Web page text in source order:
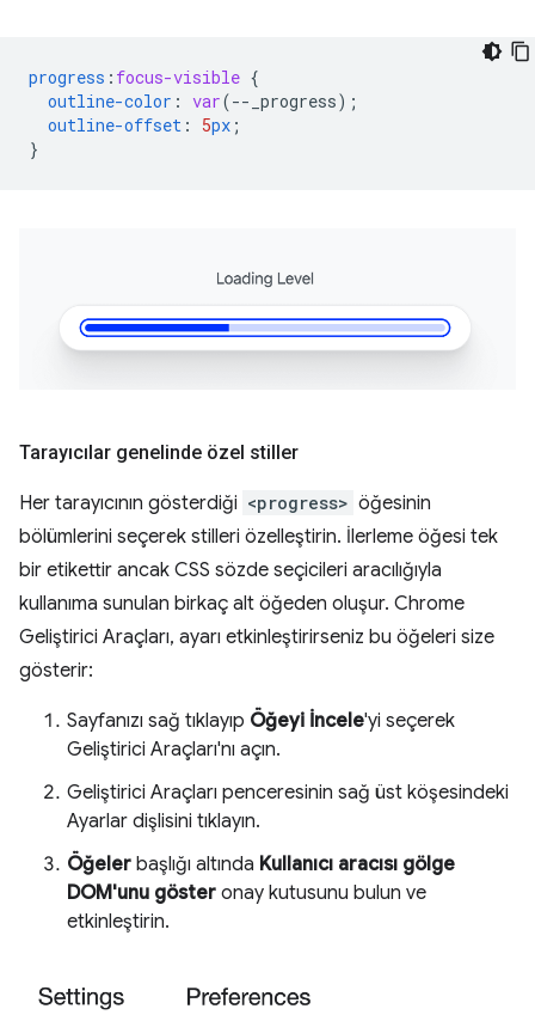
progress : focus-visible {
outline-color : var(-- _progress);
outline-offset : 5px ;
}
Tarayıcılar genelinde özel stiller
Her tarayıcının gösterdiği <progress> öğesinin
bölümlerini seçerek stilleri özelleştirin. İlerleme öğesi tek
bir etikettir ancak CSS sözde seçicileri aracılığıyla
kullanıma sunulan birkaç alt öğeden oluşur. Chrome
Geliştirici Araçları, ayarı etkinleştirirseniz bu öğeleri size
gösterir:
Sayfanızı sağ tıklayıp Öğeyi İncele'yi seçerek
Geliştirici Araçları'nı açın.
Geliştirici Araçları penceresinin sağ üst köşesindeki
Ayarlar dişlisini tıklayın.
Öğeler başlığı altında Kullanıcı aracısı gölge
DOM'unu göster onay kutusunu bulun ve
etkinleştirin.